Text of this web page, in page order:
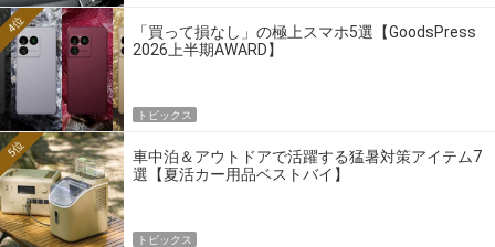
「買って損なし」の極上スマホ5選【GoodsPress
2026上半期AWARD】
4位
トピックス
車中泊＆アウトドアで活躍する猛暑対策アイテム7
選【夏活カー用品ベストバイ】
5位
トピックス